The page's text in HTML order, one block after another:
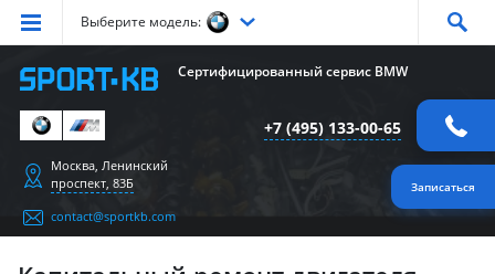
Выберите модель:
Серия Серия Серия
СерияX3
Серия X4 X6 СерияZ4 СерияM
Сертифицированный сервис BMW
+7 (495) 133-00-65
Записаться
Москва, Ленинский
проспект, 83Б
contact@sportkb.com